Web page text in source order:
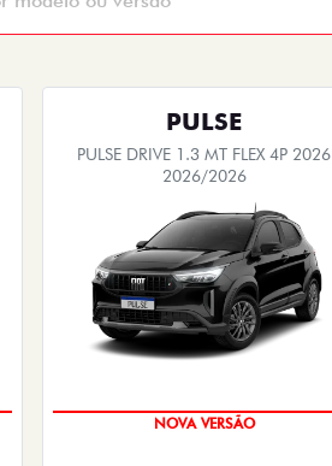
PULSE
PULSE DRIVE 1.3 MT FLEX 4P 2026
2026/2026
PREÇO IMPERDÍVEL